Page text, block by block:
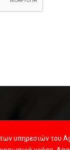
υπηρεσιών του